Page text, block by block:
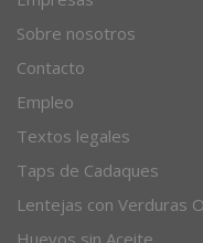
Autores
Empresas
Sobre nosotros
Contacto
Empleo
Textos legales
Taps de Cadaques